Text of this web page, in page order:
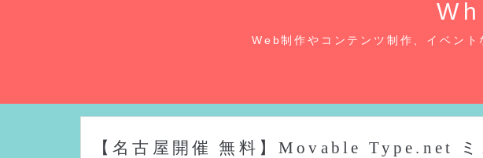
Web制作やコンテンツ制作、イベン
【名古屋開催 無料】Movable Type.net ミ